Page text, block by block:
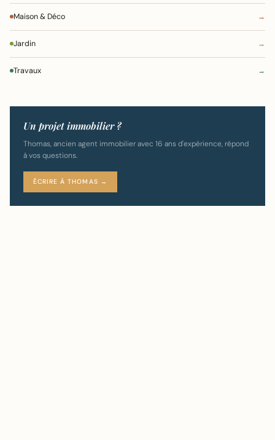
Maison & Déco →
Jardin →
Travaux →
Un projet immobilier ?
Thomas, ancien agent immobilier avec 16 ans d'expérience, répond
à vos questions.
ÉCRIRE À THOMAS →